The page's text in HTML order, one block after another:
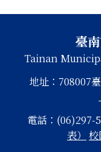
頁尾區域內容
臺
Tainan
地址：708007
電話：(06)297-
表）